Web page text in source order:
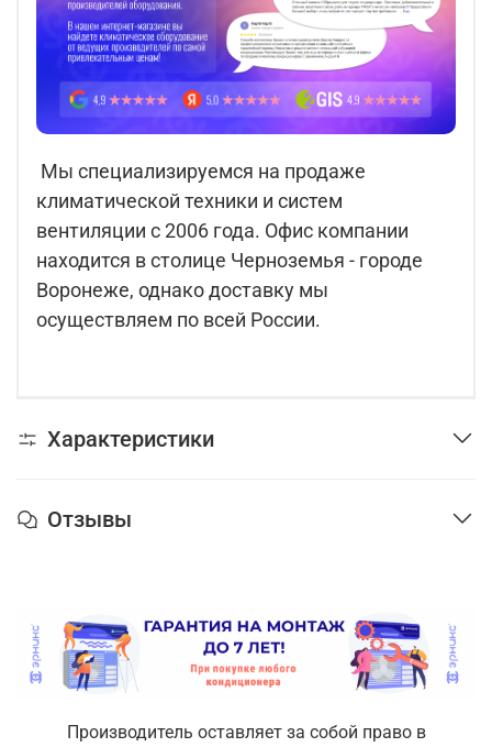
Мы специализируемся на продаже
климатической техники и систем
вентиляции с 2006 года. Офис компании
находится в столице Черноземья - городе
Воронеже, однако доставку мы
осуществляем по всей России.
Характеристики
Отзывы
Производитель оставляет за собой право в